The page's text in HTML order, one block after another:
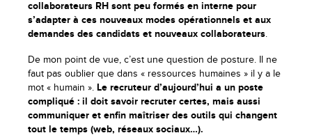
collaborateurs RH sont peu formés en interne pour
s’adapter à ces nouveaux modes opérationnels et aux
demandes des candidats et nouveaux collaborateurs.
De mon point de vue, c’est une question de posture. Il ne
faut pas oublier que dans « ressources humaines » il y a le
mot « humain ». Le recruteur d’aujourd’hui a un poste
compliqué : il doit savoir recruter certes, mais aussi
communiquer et enfin maîtriser des outils qui changent
tout le temps (web, réseaux sociaux…).